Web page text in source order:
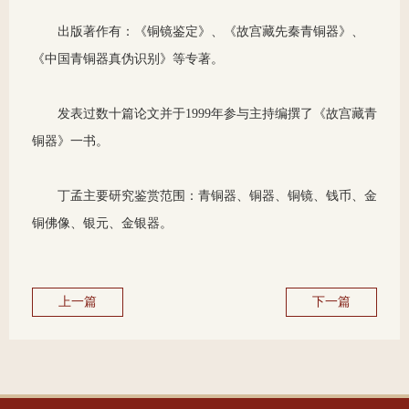
出版著作有：《铜镜鉴定》、《故宫藏先秦青铜器》、
《中国青铜器真伪识别》等专著。
发表过数十篇论文并于1999年参与主持编撰了《故宫藏青
铜器》一书。
丁孟主要研究鉴赏范围：青铜器、铜器、铜镜、钱币、金
铜佛像、银元、金银器。
上一篇 下一篇